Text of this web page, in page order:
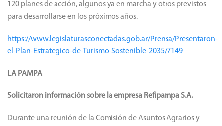
120 planes de acción, algunos ya en marcha y otros previstos
para desarrollarse en los próximos años.
https://www.legislaturasconectadas.gob.ar/Prensa/Presentaron-
el-Plan-Estrategico-de-Turismo-Sostenible-2035/7149
LA PAMPA
Solicitaron información sobre la empresa Refipampa S.A.
Durante una reunión de la Comisión de Asuntos Agrarios y